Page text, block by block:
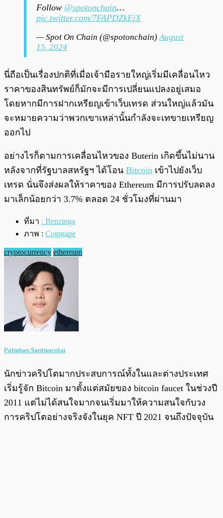
Follow @spotonchain…
pic.twitter.com/7FAPDZkEjX
— Spot On Chain (@spotonchain)August
15, 2024
นี่ถือเป็นเรื่องปกติที่เมื่อเจ้ามือรายใหญ่เริ่มมีเคลื่อนไหว
ราคาของสินทรัพย์ก็มักจะมีการเปลี่ยนแปลงอยู่เสมอ
โดยหากมีการฝากเหรียญเข้าเว็บเทรด ส่วนใหญ่แล้วมัน
จะหมายความว่าพวกเขาเหล่านั้นกำลังจะเทขายเหรียญ
ออกไป
อย่างไรก็ตามการเคลื่อนไหวของ Buterin เกิดขึ้นไม่นาน
หลังจากที่รัฐบาลสหรัฐฯ ได้โอน Bitcoin เข้าไปยังเว็บ
เทรด นั่นจึงส่งผลให้ราคาของ Ethereum มีการปรับลดลง
มาเล็กน้อยกว่า 3.7% ตลอด 24 ชั่วโมงที่ผ่านมา
ที่มา : Benzinga
ภาพ : Coingape
cryptocurrency ethereum
Patiphan Santivarotai
นักข่าวคริปโตมากประสบการณ์ทั้งในและต่างประเทศ
เริ่มรู้จัก Bitcoin มาตั้งแต่สมัยของ bitcoin faucet ในช่วงปี
2011 แต่ไม่ได้สนใจมากจนเริ่มมาให้ความสนใจกับวง
การคริปโตอย่างจริงจังในยุค NFT ปี 2021 จนถึงปัจจุบัน